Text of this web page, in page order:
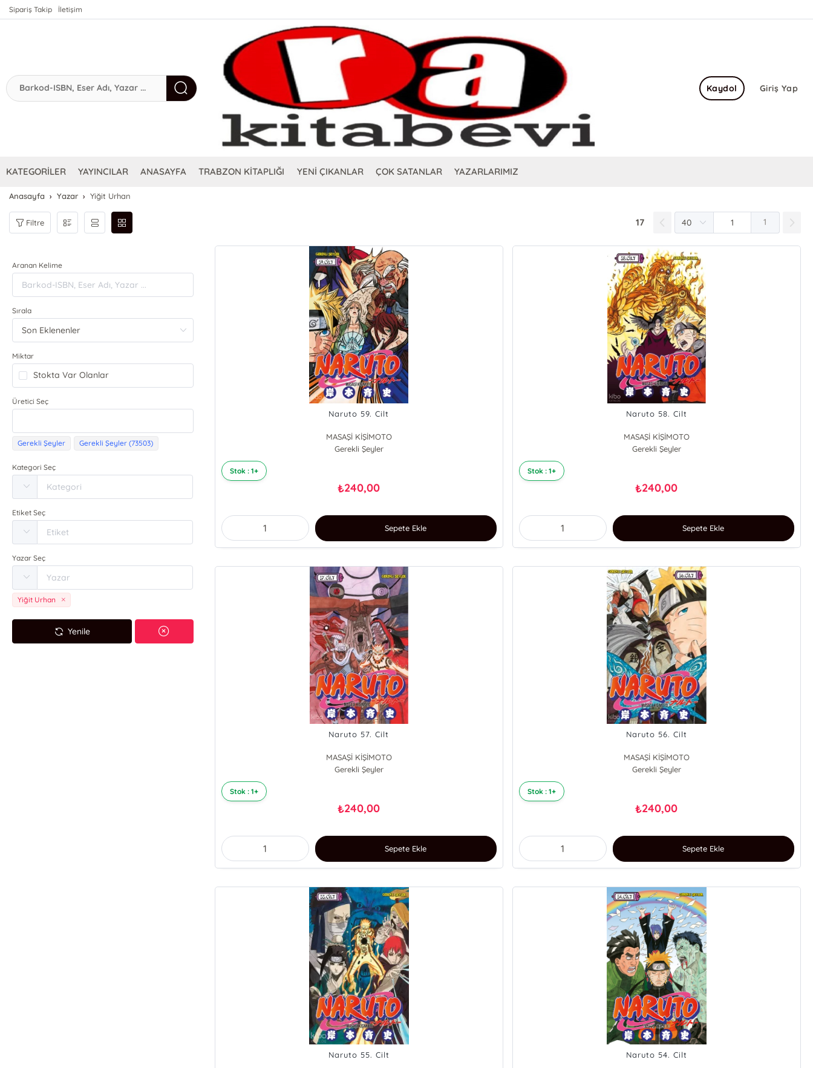
Sipariş Takip İletişim
Giriş Yap
Kaydol
KATEGORİLER YAYINCILAR ANASAYFA TRABZON KİTAPLIĞI YENİ ÇIKANLAR ÇOK SATANLAR YAZARLARIMIZ
Anasayfa Yazar Yiğit Urhan
Filtre 17 1
Aranan Kelime
Sırala
Miktar
Stokta Var Olanlar
Üretici Seç
Gerekli Şeyler Gerekli Şeyler (73503)
Kategori Seç
Etiket Seç
Yazar Seç
Yiğit Urhan
Yenile
Naruto 59. Cilt
MASAŞİ KİŞİMOTO
Gerekli Şeyler
Stok : 1+
₺240,00
Sepete Ekle
Naruto 58. Cilt
MASAŞİ KİŞİMOTO
Gerekli Şeyler
Stok : 1+
₺240,00
Sepete Ekle
Naruto 57. Cilt
MASAŞİ KİŞİMOTO
Gerekli Şeyler
Stok : 1+
₺240,00
Sepete Ekle
Naruto 56. Cilt
MASAŞİ KİŞİMOTO
Gerekli Şeyler
Stok : 1+
₺240,00
Sepete Ekle
Naruto 55. Cilt Naruto 54. Cilt